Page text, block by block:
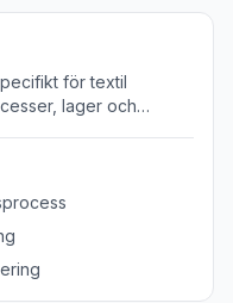
för textil
lager och